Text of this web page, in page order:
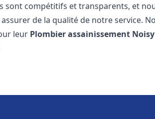
sont compétitifs et transparents, et
de la qualité de notre service.
leur Plombier assainissement